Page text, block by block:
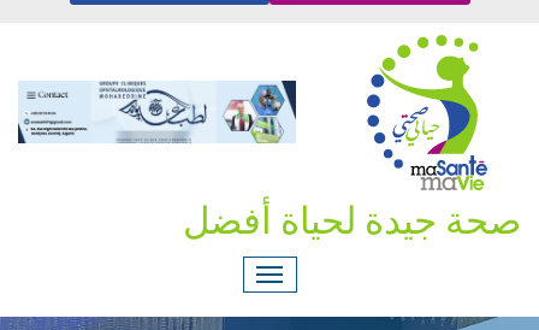
صحة جيدة لحياة أفضل